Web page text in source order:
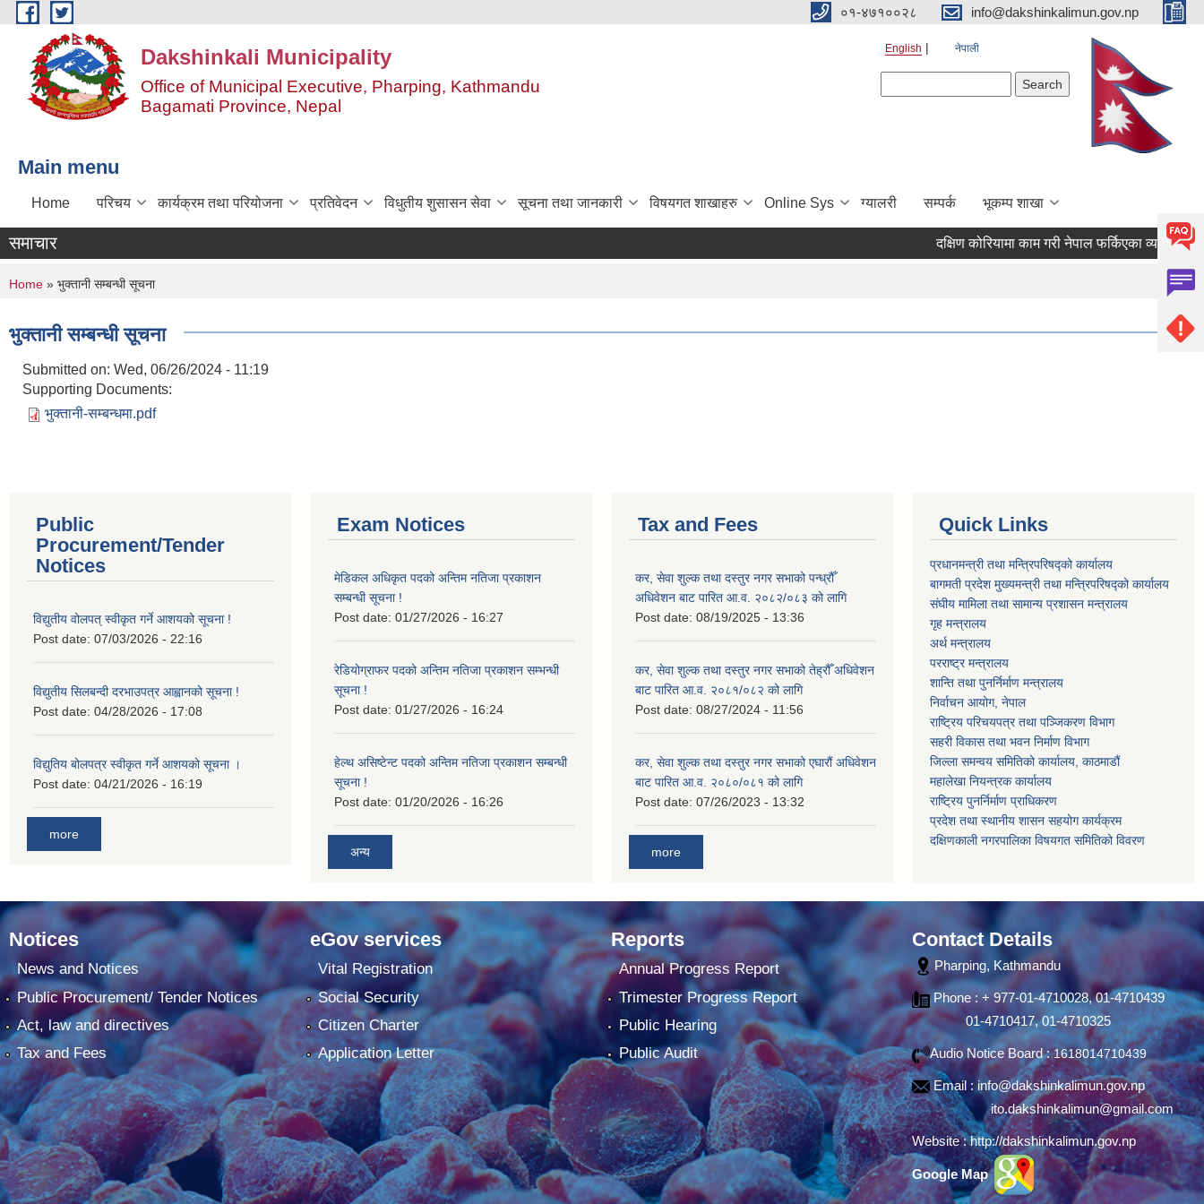
Skip to main content ०१-४७१००२८ info@dakshinkalimun.gov.np
Dakshinkali Municipality
Office of Municipal Executive, Pharping, Kathmandu
Bagamati Province, Nepal
English नेपाली
Main menu
Home परिचय कार्यक्रम तथा परियोजना प्रतिवेदन विधुतीय शुसासन सेवा सूचना तथा जानकारी विषयगत शाखाहरु Online Sys ग्यालरी सम्पर्क भूकम्प शाखा
समाचार दक्षिण कोरियामा काम गरी नेपाल फर्किएका
You are here
Home » भुक्तानी सम्बन्धी सूचना
भुक्तानी सम्बन्धी सूचना
Submitted on: Wed, 06/26/2024 - 11:19
Supporting Documents:
भुक्तानी-सम्बन्धमा.pdf
Public
Procurement/Tender
Notices
विद्युतीय वोलपत् स्वीकृत गर्ने आशयको सूचना !
Post date: 07/03/2026 - 22:16
विद्युतीय सिलबन्दी दरभाउपत्र आह्वानको सूचना !
Post date: 04/28/2026 - 17:08
विद्युतिय बोलपत्र स्वीकृत गर्ने आशयको सूचना ।
Post date: 04/21/2026 - 16:19
more
Exam Notices
मेडिकल अधिकृत पदको अन्तिम नतिजा प्रकाशन
सम्बन्धी सूचना !
Post date: 01/27/2026 - 16:27
रेडियोग्राफर पदको अन्तिम नतिजा प्रकाशन सम्भन्धी
सूचना !
Post date: 01/27/2026 - 16:24
हेल्थ असिष्टेन्ट पदको अन्तिम नतिजा प्रकाशन सम्बन्धी
सूचना !
Post date: 01/20/2026 - 16:26
अन्य
Tax and Fees
कर, सेवा शुल्क तथा दस्तुर नगर सभाको पन्ध्रौँ
अधिवेशन बाट पारित आ.व. २०८२/०८३ को लागि
Post date: 08/19/2025 - 13:36
कर, सेवा शुल्क तथा दस्तुर नगर सभाको तेह्रौँ अधिवेशन
बाट पारित आ.व. २०८१/०८२ को लागि
Post date: 08/27/2024 - 11:56
कर, सेवा शुल्क तथा दस्तुर नगर सभाको एघारौं अधिवेशन
बाट पारित आ.व. २०८०/०८१ को लागि
Post date: 07/26/2023 - 13:32
more
Quick Links
प्रधानमन्त्री तथा मन्त्रिपरिषद्को कार्यालय
बागमती प्रदेश मुख्यमन्त्री तथा मन्त्रिपरिषद्को कार्यालय
संघीय मामिला तथा सामान्य प्रशासन मन्त्रालय
गृह मन्त्रालय
अर्थ मन्त्रालय
परराष्ट्र मन्त्रालय
शान्ति तथा पुनर्निर्माण मन्त्रालय
निर्वाचन आयोग, नेपाल
राष्ट्रिय परिचयपत्र तथा पञ्जिकरण विभाग
सहरी विकास तथा भवन निर्माण विभाग
जिल्ला समन्वय समितिको कार्यालय, काठमाडौं
महालेखा नियन्त्रक कार्यालय
राष्ट्रिय पुनर्निर्माण प्राधिकरण
प्रदेश तथा स्थानीय शासन सहयोग कार्यक्रम
दक्षिणकाली नगरपालिका विषयगत समितिको विवरण
Notices
News and Notices
Public Procurement/ Tender Notices
Act, law and directives
Tax and Fees
eGov services
Vital Registration
Social Security
Citizen Charter
Application Letter
Reports
Annual Progress Report
Trimester Progress Report
Public Hearing
Public Audit
Contact Details
Pharping, Kathmandu
Phone : + 977-01-4710028, 01-4710439
01-4710417, 01-4710325
Audio Notice Board :1618014710439
Email :info@dakshinkalimun.gov.np
ito.dakshinkalimun@gmail.com
Website :http://dakshinkalimun.gov.np
Google Map